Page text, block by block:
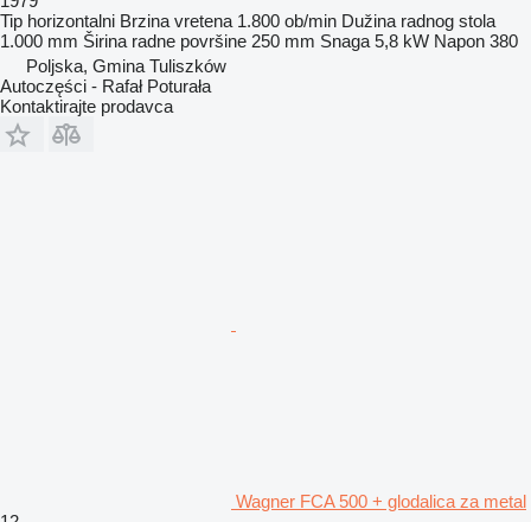
Tip horizontalni Brzina vretena 1.800 ob/min Dužina radnog stola
1.000 mm Širina radne površine 250 mm Snaga 5,8 kW Napon 380
Poljska, Gmina Tuliszków
Autoczęści - Rafał Poturała
Kontaktirajte prodavca
Wagner FCA 500 + glodalica za metal